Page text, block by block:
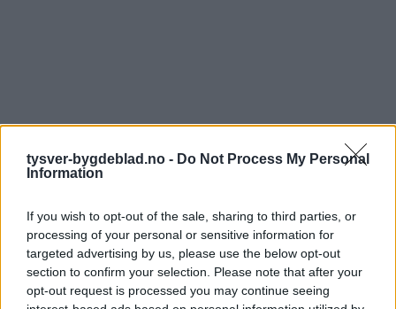
tysver-bygdeblad.no - Do Not Process My Personal
Information
If you wish to opt-out of the sale, sharing to third parties, or
processing of your personal or sensitive information for
targeted advertising by us, please use the below opt-out
section to confirm your selection. Please note that after your
opt-out request is processed you may continue seeing